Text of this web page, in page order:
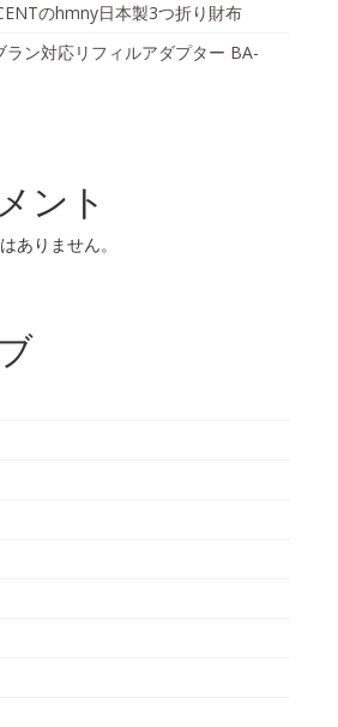
のhmny日本製3つ折り財布
ラン対応リフィルアダプター BA-
ント
ありません。